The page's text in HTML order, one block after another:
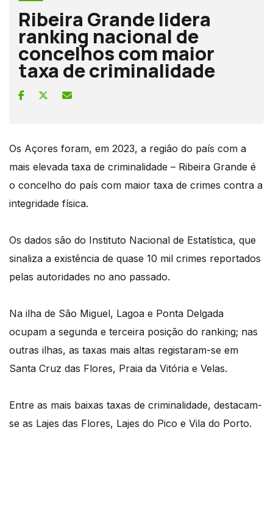
Ribeira Grande lidera
ranking nacional de
concelhos com maior
taxa de criminalidade
Os Açores foram, em 2023, a região do país com a
mais elevada taxa de criminalidade – Ribeira Grande é
o concelho do país com maior taxa de crimes contra a
integridade física.
Os dados são do Instituto Nacional de Estatística, que
sinaliza a existência de quase 10 mil crimes reportados
pelas autoridades no ano passado.
Na ilha de São Miguel, Lagoa e Ponta Delgada
ocupam a segunda e terceira posição do ranking; nas
outras ilhas, as taxas mais altas registaram-se em
Santa Cruz das Flores, Praia da Vitória e Velas.
Entre as mais baixas taxas de criminalidade, destacam-
se as Lajes das Flores, Lajes do Pico e Vila do Porto.